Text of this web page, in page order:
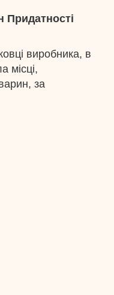
Придатності
виробника, в
місці,
за